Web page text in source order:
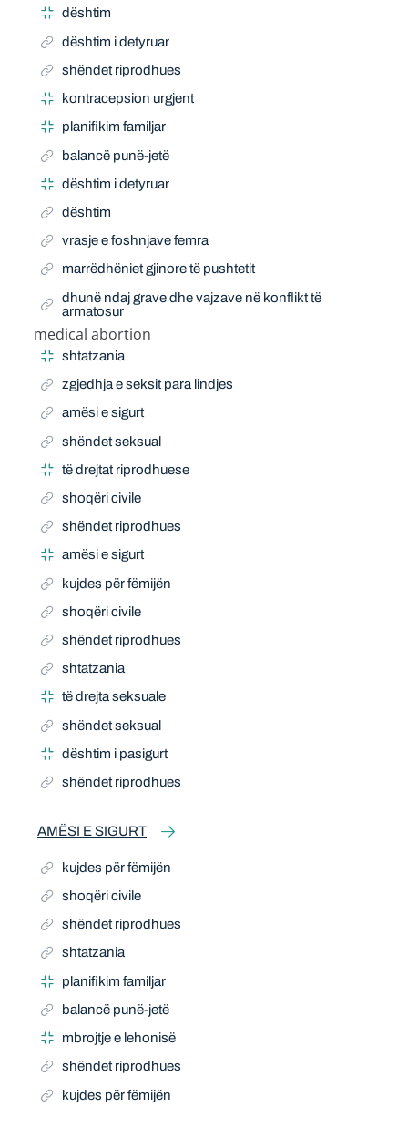
dështim
dështim i detyruar
shëndet riprodhues
kontracepsion urgjent
planifikim familjar
balancë punë-jetë
dështim i detyruar
dështim
vrasje e foshnjave femra
marrëdhëniet gjinore të pushtetit
dhunë ndaj grave dhe vajzave në konflikt të
armatosur
medical abortion
Narrow Term
shtatzania
zgjedhja e seksit para lindjes
amësi e sigurt
shëndet seksual
të drejtat riprodhuese
shoqëri civile
shëndet riprodhues
amësi e sigurt
kujdes për fëmijën
shoqëri civile
shëndet riprodhues
shtatzania
të drejta seksuale
shëndet seksual
dështim i pasigurt
shëndet riprodhues
AMËSI E SIGURT
kujdes për fëmijën
shoqëri civile
shëndet riprodhues
shtatzania
planifikim familjar
balancë punë-jetë
mbrojtje e lehonisë
shëndet riprodhues
kujdes për fëmijën